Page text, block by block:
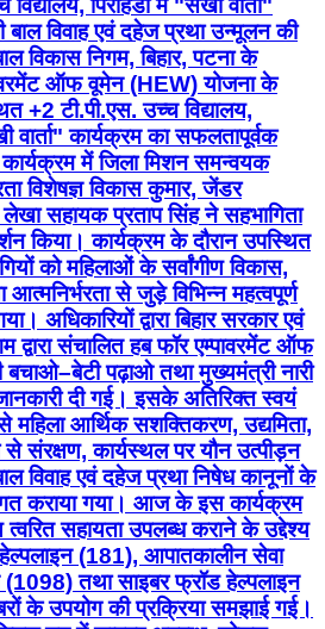
पिरहिंडा में "सखी वार्ता"
विवाह एवं दहेज प्रथा उन्मूलन की
विकास निगम, बिहार, पटना के
ऑफ वूमेन (HEW) योजना के
+2 टी.पी.एस. उच्च विद्यालय,
वार्ता" कार्यक्रम का सफलतापूर्वक
में जिला मिशन समन्वयक
विशेषज्ञ विकास कुमार, जेंडर
सहायक प्रताप सिंह ने सहभागिता
किया। कार्यक्रम के दौरान उपस्थित
को महिलाओं के सर्वांगीण विकास,
आत्मनिर्भरता से जुड़े विभिन्न महत्वपूर्ण
अधिकारियों द्वारा बिहार सरकार एवं
द्वारा संचालित हब फॉर एम्पावरमेंट ऑफ
पढ़ाओ तथा मुख्यमंत्री नारी
दी गई। इसके अतिरिक्त स्वयं
महिला आर्थिक सशक्तिकरण, उद्यमिता,
संरक्षण, कार्यस्थल पर यौन उत्पीड़न
विवाह एवं दहेज प्रथा निषेध कानूनों के
कराया गया। आज के इस कार्यक्रम
सहायता उपलब्ध कराने के उद्देश्य
हेल्पलाइन (181), आपातकालीन सेवा
तथा साइबर फ्रॉड हेल्पलाइन
के उपयोग की प्रक्रिया समझाई गई।